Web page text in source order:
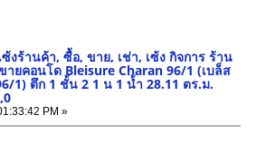
ซ้งร้านค้า, ซื้อ, ขาย, เช่า, เซ้ง กิจการ ร้าน
ายคอนโด Bleisure Charan 96/1 (เบล็ส
1) ตึก 1 ชั้น 2 1 น 1 น้ำ 28.11 ตร.ม.
PM »